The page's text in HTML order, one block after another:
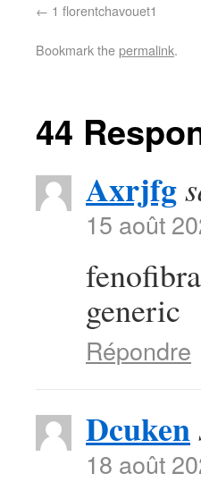
1 florentchavouet1
Bookmark thepermalink.
44
Axrjfg
15 août
generic
Répondre
Dcuken
18 août